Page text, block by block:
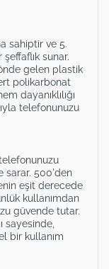
sahiptir ve 5.
sunar.
gelen plastik
polikarbonat
dayanıklılığı
telefonunuzu
sarar. 500'den
eşit derecede
kullanımdan
güvende tutar.
sayesinde,
bir kullanım